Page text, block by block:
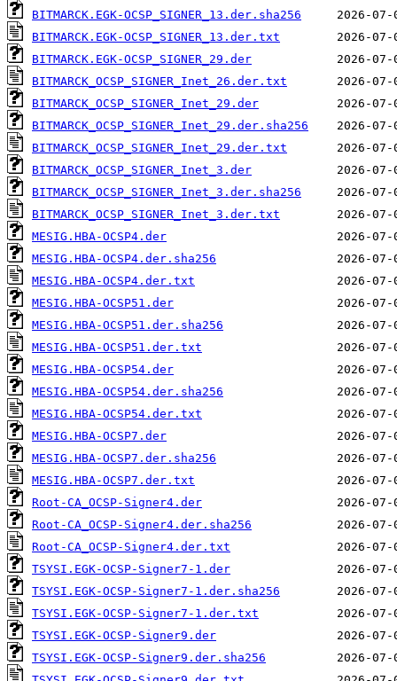
BITMARCK.EGK-OCSP_SIGNER_13.der.sha256
BITMARCK.EGK-OCSP_SIGNER_13.der.txt
BITMARCK.EGK-OCSP_SIGNER_29.der
BITMARCK_OCSP_SIGNER_Inet_26.der.txt
BITMARCK_OCSP_SIGNER_Inet_29.der
BITMARCK_OCSP_SIGNER_Inet_29.der.sha256
BITMARCK_OCSP_SIGNER_Inet_29.der.txt
BITMARCK_OCSP_SIGNER_Inet_3.der
BITMARCK_OCSP_SIGNER_Inet_3.der.sha256
BITMARCK_OCSP_SIGNER_Inet_3.der.txt
MESIG.HBA-OCSP4.der
MESIG.HBA-OCSP4.der.sha256
MESIG.HBA-OCSP4.der.txt
MESIG.HBA-OCSP51.der
MESIG.HBA-OCSP51.der.sha256
MESIG.HBA-OCSP51.der.txt
MESIG.HBA-OCSP54.der
MESIG.HBA-OCSP54.der.sha256
MESIG.HBA-OCSP54.der.txt
MESIG.HBA-OCSP7.der
MESIG.HBA-OCSP7.der.sha256
MESIG.HBA-OCSP7.der.txt
Root-CA_OCSP-Signer4.der
Root-CA_OCSP-Signer4.der.sha256
Root-CA_OCSP-Signer4.der.txt
TSYSI.EGK-OCSP-Signer7-1.der
TSYSI.EGK-OCSP-Signer7-1.der.sha256
TSYSI.EGK-OCSP-Signer7-1.der.txt
TSYSI.EGK-OCSP-Signer9.der
TSYSI.EGK-OCSP-Signer9.der.sha256